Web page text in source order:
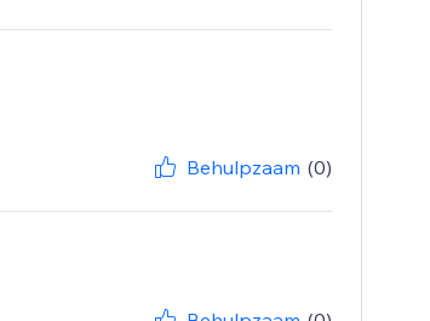
Behulpzaam (0)